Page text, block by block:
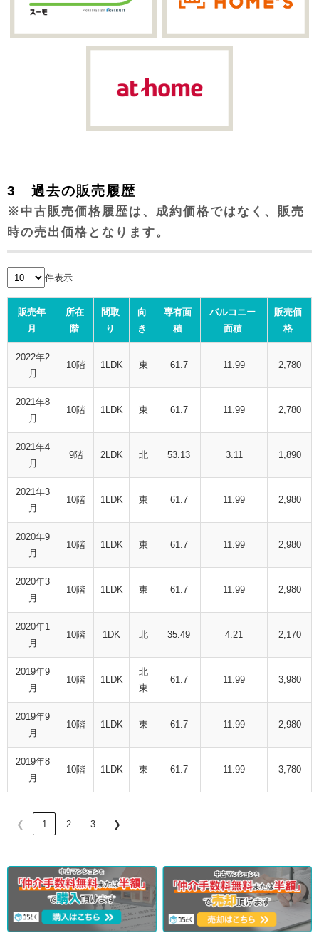
3 過去の販売履歴
※中古販売価格履歴は、成約価格ではなく、販売
時の売出価格となります。
件表示
販売年
月
所在
階
間取
り
向
き
専有面
積
バルコニー
面積
販売価
格
2022年2
月
10階 1LDK 東 61.7 11.99 2,780
2021年8
月
10階 1LDK 東 61.7 11.99 2,780
2021年4
月
9階 2LDK 北 53.13 3.11 1,890
2021年3
月
10階 1LDK 東 61.7 11.99 2,980
2020年9
月
10階 1LDK 東 61.7 11.99 2,980
2020年3
月
10階 1LDK 東 61.7 11.99 2,980
2020年1
月
10階 1DK 北 35.49 4.21 2,170
2019年9
月
10階 1LDK
北
東
61.7 11.99 3,980
2019年9
月
10階 1LDK 東 61.7 11.99 2,980
2019年8
月
10階 1LDK 東 61.7 11.99 3,780
❮ 1 2 3 ❯